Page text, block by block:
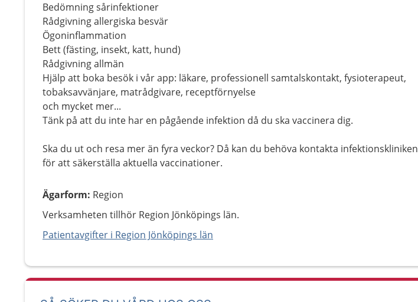
Bedömning sårinfektioner
Rådgivning allergiska besvär
Ögoninflammation
Bett (fästing, insekt, katt, hund)
Rådgivning allmän
Hjälp att boka besök i vår app: läkare, professionell samtalskontakt, fysioterapeut,
tobaksavvänjare, matrådgivare, receptförnyelse
och mycket mer...
Tänk på att du inte har en pågående infektion då du ska vaccinera dig.
Ska du ut och resa mer än fyra veckor? Då kan du behöva kontakta infektionskliniken
för att säkerställa aktuella vaccinationer.
Ägarform: Region
Verksamheten tillhör Region Jönköpings län.
Patientavgifter i Region Jönköpings län